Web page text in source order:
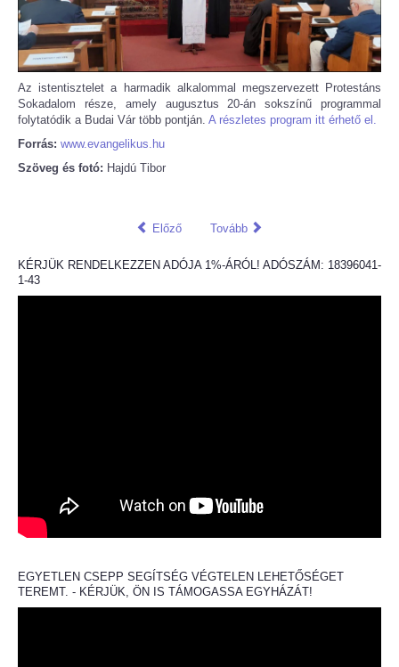
Az istentisztelet a harmadik alkalommal megszervezett Protestáns
Sokadalom része, amely augusztus 20-án sokszínű programmal
folytatódik a Budai Vár több pontján. A részletes program itt érhető el.
Forrás: www.evangelikus.hu
Szöveg és fotó: Hajdú Tibor
Előző Tovább
KÉRJÜK RENDELKEZZEN ADÓJA 1%-ÁRÓL! ADÓSZÁM: 18396041-
1-43
EGYETLEN CSEPP SEGÍTSÉG VÉGTELEN LEHETŐSÉGET
TEREMT. - KÉRJÜK, ÖN IS TÁMOGASSA EGYHÁZÁT!